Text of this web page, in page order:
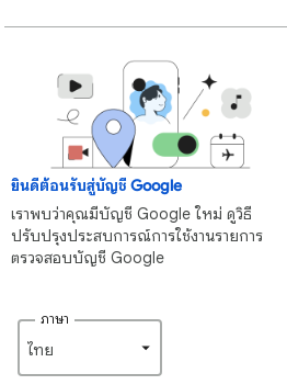
ยินดีต้อนรับสู่บัญชี Google
เราพบว่าคุณมีบัญชี Google ใหม่ ดูวิธี
ปรับปรุงประสบการณ์การใช้งานรายการ
ตรวจสอบบัญชี Google
ภาษา
ไทย‎